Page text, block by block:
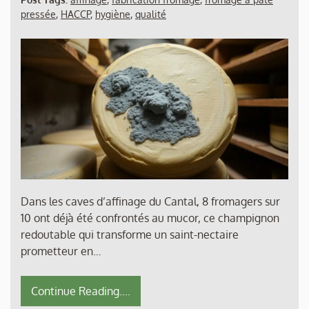
pressée, HACCP, hygiène, qualité
Dans les caves d’affinage du Cantal, 8 fromagers sur
10 ont déjà été confrontés au mucor, ce champignon
redoutable qui transforme un saint-nectaire
prometteur en…
Continue Reading....